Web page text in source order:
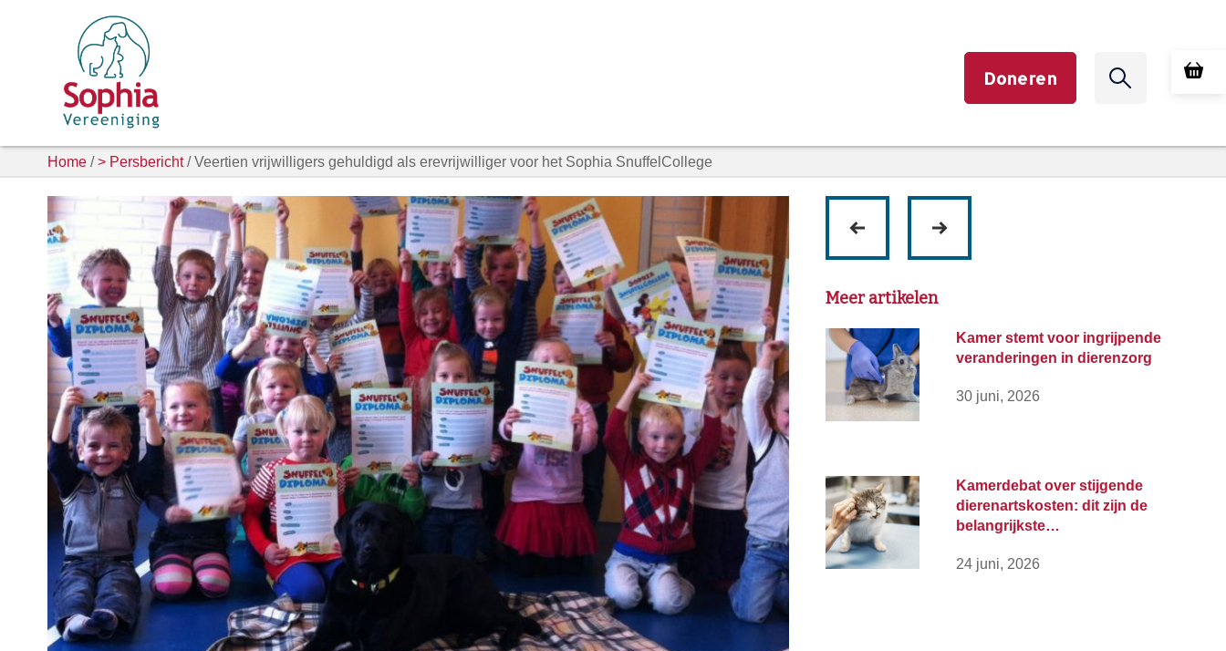
Doneren
Home /> Persbericht/ Veertien vrijwilligers gehuldigd als erevrijwilliger voor het Sophia SnuffelCollege
Meer artikelen
Kamer stemt voor ingrijpende
veranderingen in dierenzorg
30 juni, 2026
Kamerdebat over stijgende
dierenartskosten: dit zijn de
belangrijkste…
24 juni, 2026